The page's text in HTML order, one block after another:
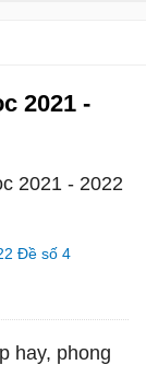
2021 -
2021 - 2022
Đề số 4
hay, phong